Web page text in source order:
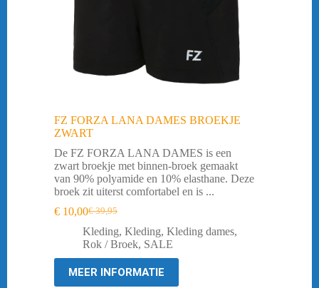
FZ FORZA LANA DAMES BROEKJE
ZWART
De FZ FORZA LANA DAMES is een
zwart broekje met binnen-broek gemaakt
van 90% polyamide en 10% elasthane. Deze
broek zit uiterst comfortabel en is ...
€39,95
Oorspronkelijke
prijs
was:
€ 39,95.
€ 10,00Huidige
prijs
is:
€ 10,00.
Kleding, Kleding, Kleding dames,
Rok / Broek, SALE
MEER INFORMATIE